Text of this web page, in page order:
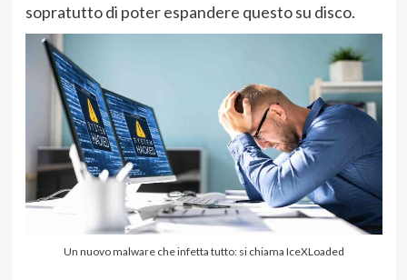
sopratutto di poter espandere questo su disco.
Un nuovo malware che infetta tutto: si chiama IceXLoaded